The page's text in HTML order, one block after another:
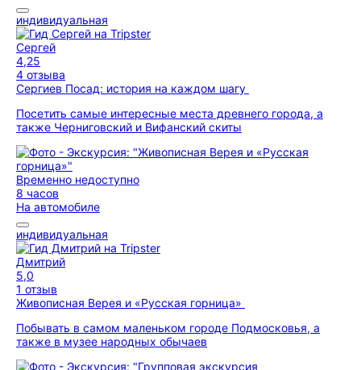
индивидуальная
Сергей
4,25
4 отзыва
Сергиев Посад: история на каждом шагу
Посетить самые интересные места древнего города, а
также Черниговский и Вифанский скиты
Временно недоступно
8 часов
На автомобиле
индивидуальная
Дмитрий
5,0
1 отзыв
Живописная Верея и «Русская горница»
Побывать в самом маленьком городе Подмосковья, а
также в музее народных обычаев